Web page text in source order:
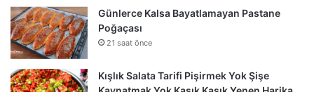
Günlerce Kalsa Bayatlamayan Pastane
Poğaçası
21 saat önce
Kışlık Salata Tarifi Pişirmek Yok Şişe